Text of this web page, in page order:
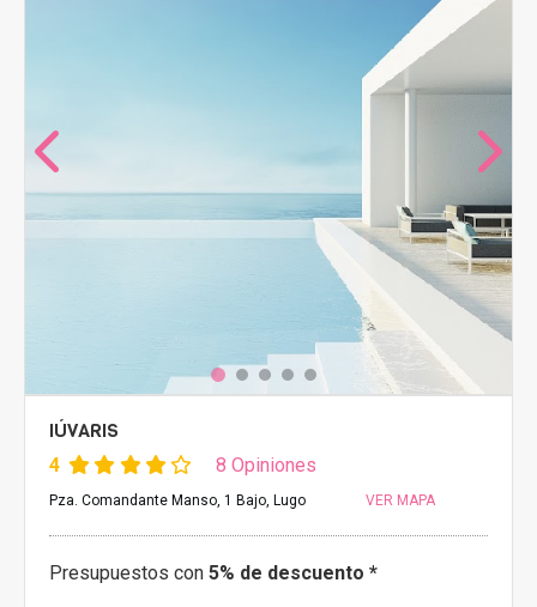
IÚVARIS
4 8 Opiniones
Pza. Comandante Manso, 1 Bajo, Lugo VER MAPA
Presupuestos con 5% de descuento *